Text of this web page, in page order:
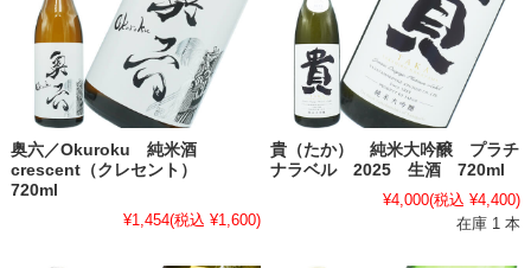
奥六／Okuroku 純米酒
crescent（クレセント）
720ml
¥1,454(税込 ¥1,600)
貴（たか） 純米大吟醸 プラチ
ナラベル 2025 生酒 720ml
¥4,000(税込 ¥4,400)
在庫 1 本